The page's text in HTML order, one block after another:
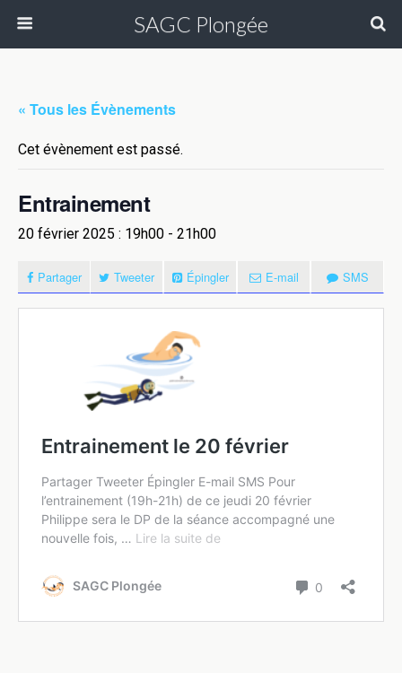
SAGC Plongée
« Tous les Évènements
Cet évènement est passé.
Entrainement
20 février 2025 : 19h00 - 21h00
Partager Tweeter Épingler E-mail SMS